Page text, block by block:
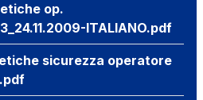
op.
ITALIANO.pdf
sicurezza operatore